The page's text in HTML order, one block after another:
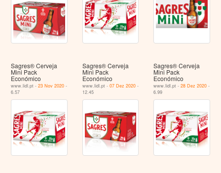
Sagres® Cerveja
Mini Pack
Económico
www.lidl.pt -23 Nov 2020 -
6.57
Sagres® Cerveja
Mini Pack
Económico
www.lidl.pt - 07 Dez 2020-
12.45
Sagres® Cerveja
Mini Pack
Económico
www.lidl.pt -28 Dez 2020 -
6.99